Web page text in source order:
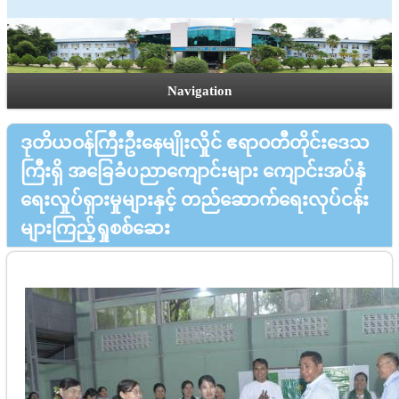
Navigation
ဒုတိယဝန်ကြီးဦးနေမျိုးလှိုင် ဧရာဝတီတိုင်းဒေသ
ကြီးရှိ အခြေခံပညာကျောင်းများ ကျောင်းအပ်နှံ
ရေးလှုပ်ရှားမှုများနှင့် တည်ဆောက်ရေးလုပ်ငန်း
များကြည့်ရှုစစ်ဆေး